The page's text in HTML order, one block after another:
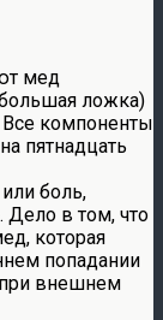
мед
ложка)
компоненты
пятнадцать
боль,
Дело в том, что
которая
попадании
при внешнем